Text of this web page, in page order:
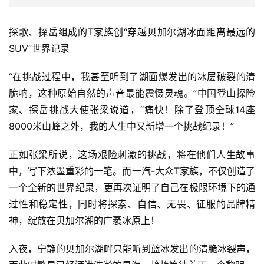
探歌、探岳组成的T家族创“穿越贝加尔湖冰面距离最远的
SUV”世界记录
“在挑战过程中，我甚至听到了湖面爆发出的冰层破裂的清
脆响，这种原始自然的声音最能震慑灵魂。”中国登山探险
家、探岳挑战大使张梁说道，“痛快！除了登顶全球14座
8000米山峰之外，我的人生中又新增一个挑战纪录！”
正如张梁所说，这场艰险刺激的挑战，将在他们人生故事
中，写下浓墨重彩的一笔。而一汽-大众T家族，不仅创造了
一个全新的世界纪录，更再次证明了自己在极限环境下的通
过性和稳定性，同时将探索、自信、无畏、征服的品牌精
神，绽放在贝加尔湖的广袤冰原上！
入夜，宁静的贝加尔湖畔只能听到蓝冰发出的清脆冰裂声，